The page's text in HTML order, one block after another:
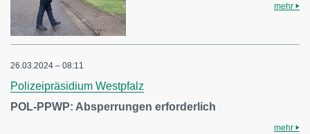
mehr
26.03.2024 – 08:11
Polizeipräsidium Westpfalz
POL-PPWP: Absperrungen erforderlich
mehr